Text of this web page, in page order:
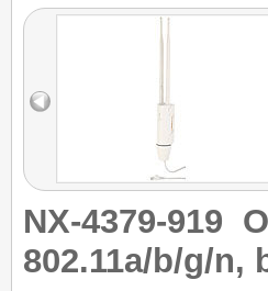
NX-4379-919
802.11a/b/g/n,